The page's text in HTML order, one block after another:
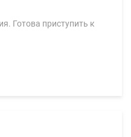
Готова приступить к